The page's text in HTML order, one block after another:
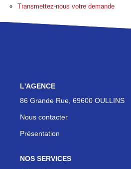
Les Agences
Transmettez-nous votre demande
L'AGENCE
86 Grande Rue, 69600 OULLINS
Nous contacter
Présentation
NOS SERVICES